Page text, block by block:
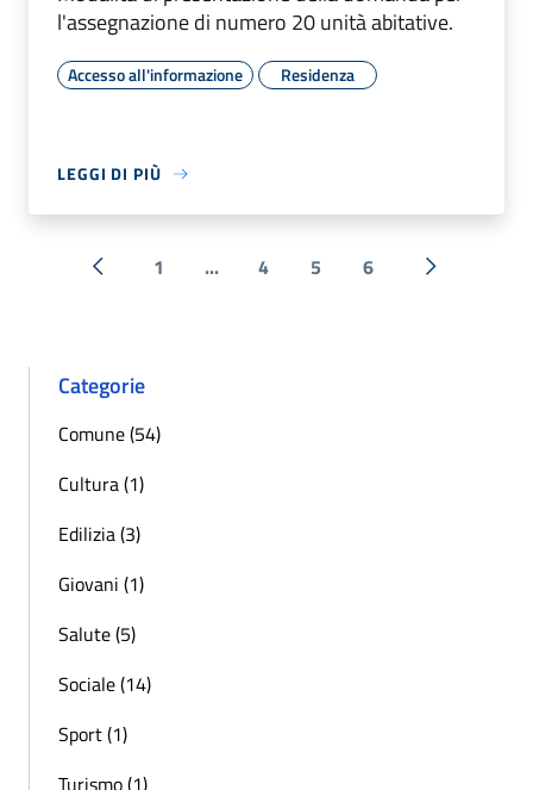
l'assegnazione di numero 20 unità abitative.
Accesso all'informazione Residenza
LEGGI DI PIÙ
« Precedente
1 ... 4 5 6 Successiva
Categorie
Comune (54)
Cultura (1)
Edilizia (3)
Giovani (1)
Salute (5)
Sociale (14)
Sport (1)
Turismo (1)